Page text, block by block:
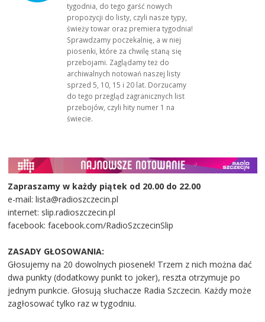
tygodnia, do tego garść nowych
propozycji do listy, czyli nasze typy,
świeży towar oraz premiera tygodnia!
Sprawdzamy poczekalnię, a w niej
piosenki, które za chwilę staną się
przebojami. Zaglądamy też do
archiwalnych notowań naszej listy
sprzed 5, 10, 15 i 20 lat. Dorzucamy
do tego przegląd zagranicznych list
przebojów, czyli hity numer 1 na
świecie.
Zapraszamy w każdy piątek od 20.00 do 22.00
e-mail: lista@radioszczecin.pl
internet: slip.radioszczecin.pl
facebook: facebook.com/RadioSzczecinSlip
ZASADY GŁOSOWANIA:
Głosujemy na 20 dowolnych piosenek! Trzem z nich można dać
dwa punkty (dodatkowy punkt to joker), reszta otrzymuje po
jednym punkcie. Głosują słuchacze Radia Szczecin. Każdy może
zagłosować tylko raz w tygodniu.